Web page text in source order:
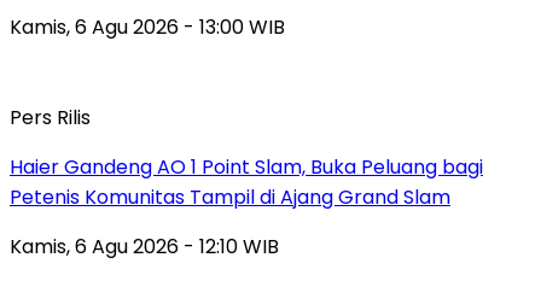
Kamis, 6 Agu 2026 - 13:00 WIB
Pers Rilis
Haier Gandeng AO 1 Point Slam, Buka Peluang bagi
Petenis Komunitas Tampil di Ajang Grand Slam
Kamis, 6 Agu 2026 - 12:10 WIB